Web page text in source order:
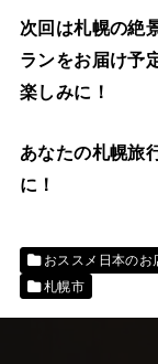
次回は札幌の絶
ランをお届け予
楽しみに！
あなたの札幌旅
に！
おススメ日本のお
札幌市